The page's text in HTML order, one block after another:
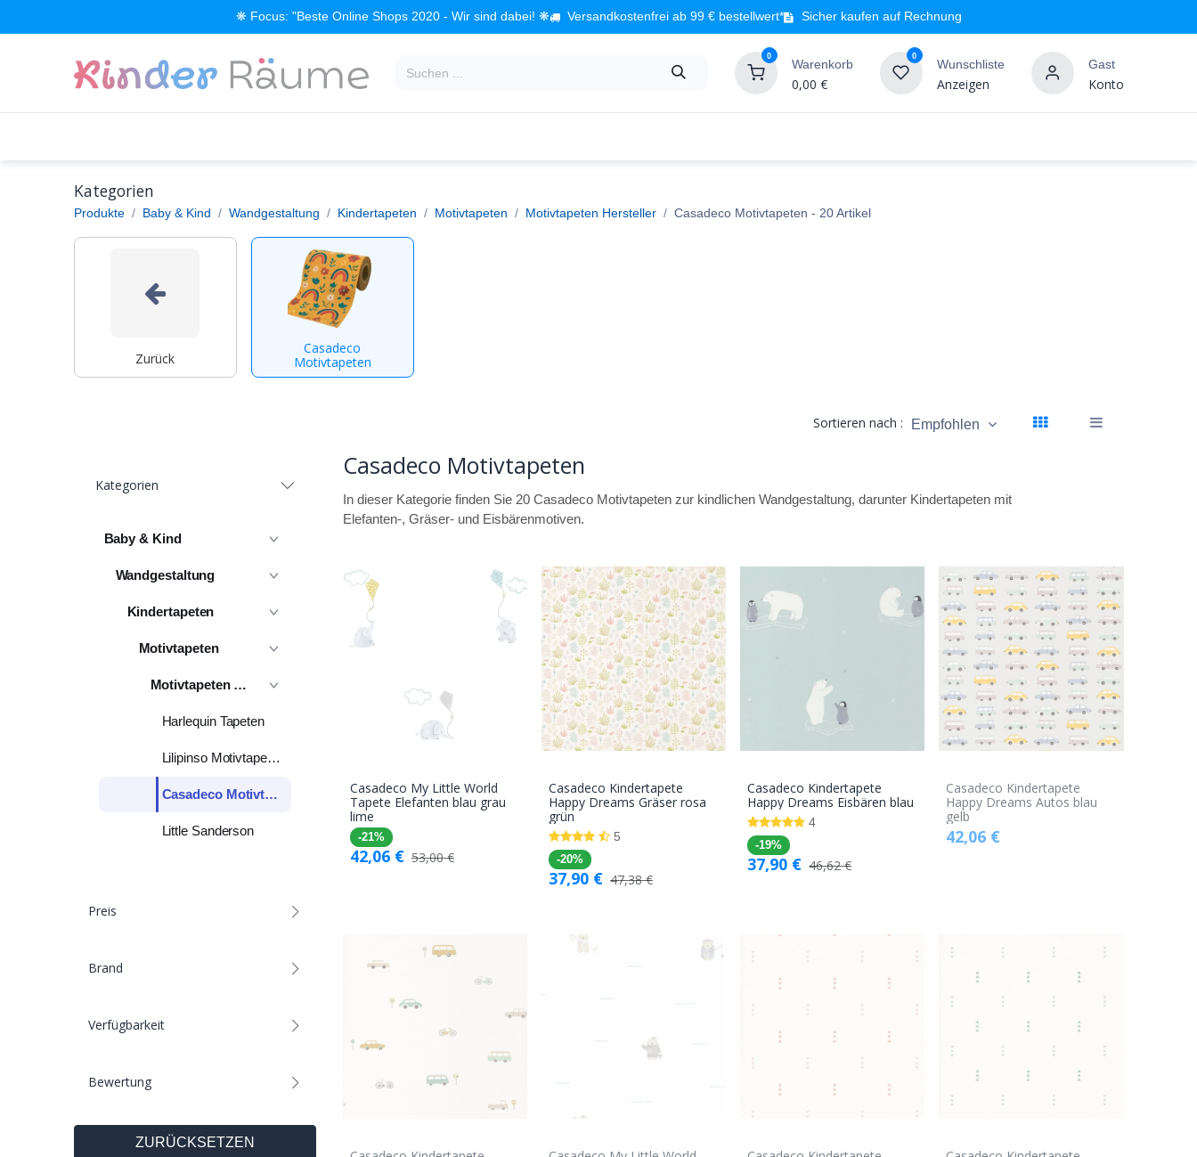
❋ Focus: "Beste Online Shops 2020 - Wir sind dabei! ❋ Versandkostenfrei ab 99 € bestellwert* Sicher kaufen auf Rechnung
0
Warenkorb
0,00 €
0
Wunschliste
Anzeigen
Gast
Konto
Kategorien
Produkte Baby & Kind Wandgestaltung Kindertapeten Motivtapeten Motivtapeten Hersteller Casadeco Motivtapeten - 20 Artikel
Zurück
Casadeco
Motivtapeten
Sortieren nach : Empfohlen
Kategorien
Baby & Kind
Wandgestaltung
Kindertapeten
Motivtapeten
Motivtapeten Hersteller
Harlequin Tapeten
Lilipinso Motivtapeten
Casadeco Motivtapeten
Little Sanderson
Preis
Brand
Verfügbarkeit
Bewertung
ZURÜCKSETZEN
Casadeco Motivtapeten
In dieser Kategorie finden Sie 20 Casadeco Motivtapeten zur kindlichen Wandgestaltung, darunter Kindertapeten mit
Elefanten-, Gräser- und Eisbärenmotiven.
In den
Casadeco My Little World
Tapete Elefanten blau grau
lime
-21%
42,06€ 53,00€
In den
Casadeco Kindertapete
Happy Dreams Gräser rosa
grün
5
-20%
37,90€ 47,38€
In den
Warenkorb
Casadeco Kindertapete
Happy Dreams Eisbären blau
4
-19%
37,90 € 46,62€
Casadeco Kindertapete
Happy Dreams Autos blau
gelb
42,06 €